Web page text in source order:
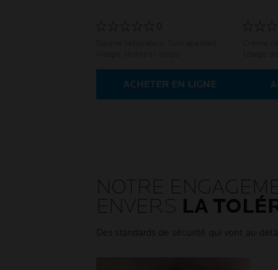
0
ACHETER EN LIGNE
NOTRE
ENVERS LA
Des standards de sécurité qui vont au-